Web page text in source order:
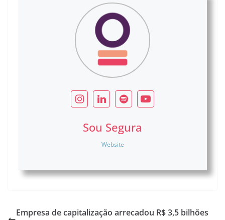
Sou Segura
Website
Empresa de capitalização arrecadou R$ 3,5 bilhões